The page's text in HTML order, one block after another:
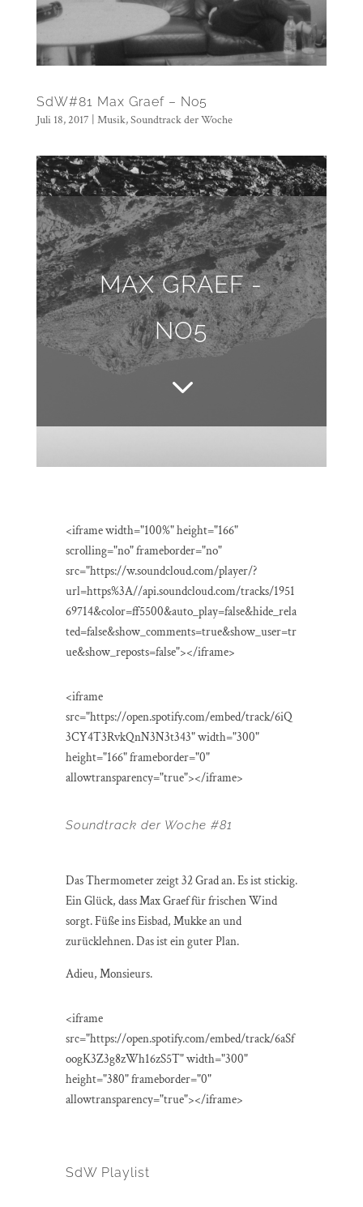
SdW#81 Max Graef – No5
Juli 18, 2017 Musik,Soundtrack der Woche
MAX GRAEF -
NO5
3
<iframe width="100%" height="166"
scrolling="no" frameborder="no"
src="https://w.soundcloud.com/player/?
url=https%3A//api.soundcloud.com/tracks/1951
69714&color=ff5500&auto_play=false&hide_rela
ted=false&show_comments=true&show_user=tr
ue&show_reposts=false"></iframe>
<iframe
src="https://open.spotify.com/embed/track/6iQ
3CY4T3RvkQnN3N3t343" width="300"
height="166" frameborder="0"
allowtransparency="true"></iframe>
Soundtrack der Woche #81
Das Thermometer zeigt 32 Grad an. Es ist stickig.
Ein Glück, dass Max Graef für frischen Wind
sorgt. Füße ins Eisbad, Mukke an und
zurücklehnen. Das ist ein guter Plan.
Adieu, Monsieurs.
<iframe
src="https://open.spotify.com/embed/track/6aSf
oogK3Z3g8zWh16zS5T" width="300"
height="380" frameborder="0"
allowtransparency="true"></iframe>
SdW Playlist